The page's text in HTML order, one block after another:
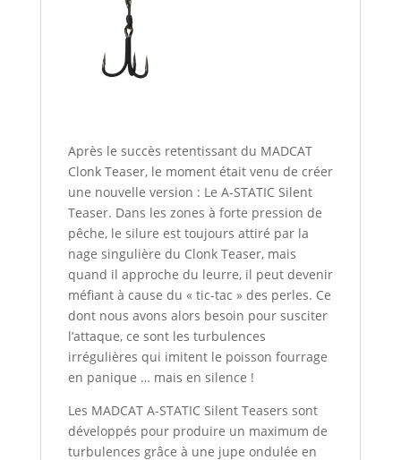
Après le succès retentissant du MADCAT
Clonk Teaser, le moment était venu de créer
une nouvelle version : Le A-STATIC Silent
Teaser. Dans les zones à forte pression de
pêche, le silure est toujours attiré par la
nage singulière du Clonk Teaser, mais
quand il approche du leurre, il peut devenir
méfiant à cause du « tic-tac » des perles. Ce
dont nous avons alors besoin pour susciter
l’attaque, ce sont les turbulences
irrégulières qui imitent le poisson fourrage
en panique … mais en silence !
Les MADCAT A-STATIC Silent Teasers sont
développés pour produire un maximum de
turbulences grâce à une jupe ondulée en